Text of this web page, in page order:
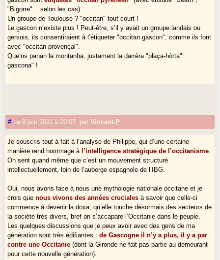
"Bigorre"... selon les cas).
Un groupe de Toulouse ? "occitan" tout court !
Le gascon n’existe plus ! Peut-être, s’il y avait un groupe landais ou
gersois, ils consentiraient à l’étiqueter "occitan gascon", comme ils font
avec "occitan provençal".
Que’ns panan la montanha, justament la darrèra "plaça-hòrta"
gascona" !
# Le 9 juin 2011 à 20:07 parVincent.P
Je souscris tout à fait à l’analyse de Philippe, qui d’une certaine
manière rend hommage à l’intelligence stratégique de l’occitanisme
On sent quand même que c’est un mouvement structuré
intellectuellement, loin de l’auberge espagnole de l’IBG.
Oui, nous avons face à nous une mythologie nationale occitane et je
crois quenous vivons des années cruciales à savoir que celle-ci
commence à devenir la doxa, qu’elle touche désormais des secteurs de
la société très divers, bref on s’accapare l’Occitanie dans le peuple.
Les quelques discussions que je peux avoir avec des gens de ma
génération sont très édifiantes :de Gascogne il n’y a plus, il y a par
contre une Occitanie (dont la Gironde ne fait pas partie au demeurant
pour cette nouvelle génération).